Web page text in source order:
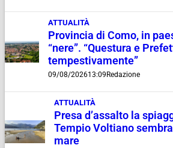
ATTUALITÀ
Provincia di Como, in
“nere”. “Questura e
tempestivamente”
09/08/202613:09 Redazione
ATTUALITÀ
Presa d’assalto la
Tempio Voltiano sembra
mare